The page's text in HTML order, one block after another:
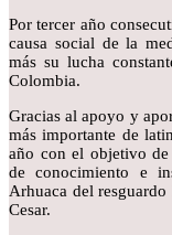
Por tercer año
causa social de la
más su lucha
Colombia.
Gracias al apoyo y
más importante de
año con el objetivo de
de conocimiento e
Arhuaca del
Cesar.